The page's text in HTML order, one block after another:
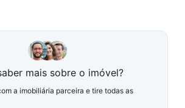
mais sobre o imóvel?
a imobiliária parceira e tire todas as